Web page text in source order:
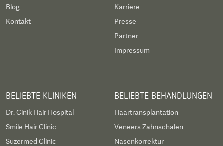
Blog
Kontakt
Karriere
Presse
Partner
Impressum
BELIEBTE KLINIKEN
Dr. Cinik Hair Hospital
Smile Hair Clinic
Suzermed Clinic
BELIEBTE BEHANDLUNGEN
Haartransplantation
Veneers Zahnschalen
Nasenkorrektur